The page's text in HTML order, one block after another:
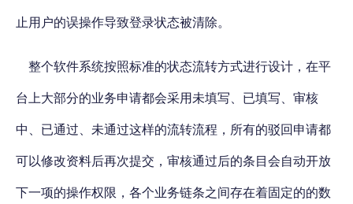
止用户的误操作导致登录状态被清除。
整个软件系统按照标准的状态流转方式进行设计，在平
台上大部分的业务申请都会采用未填写、已填写、审核
中、已通过、未通过这样的流转流程，所有的驳回申请都
可以修改资料后再次提交，审核通过后的条目会自动开放
下一项的操作权限，各个业务链条之间存在着固定的的数